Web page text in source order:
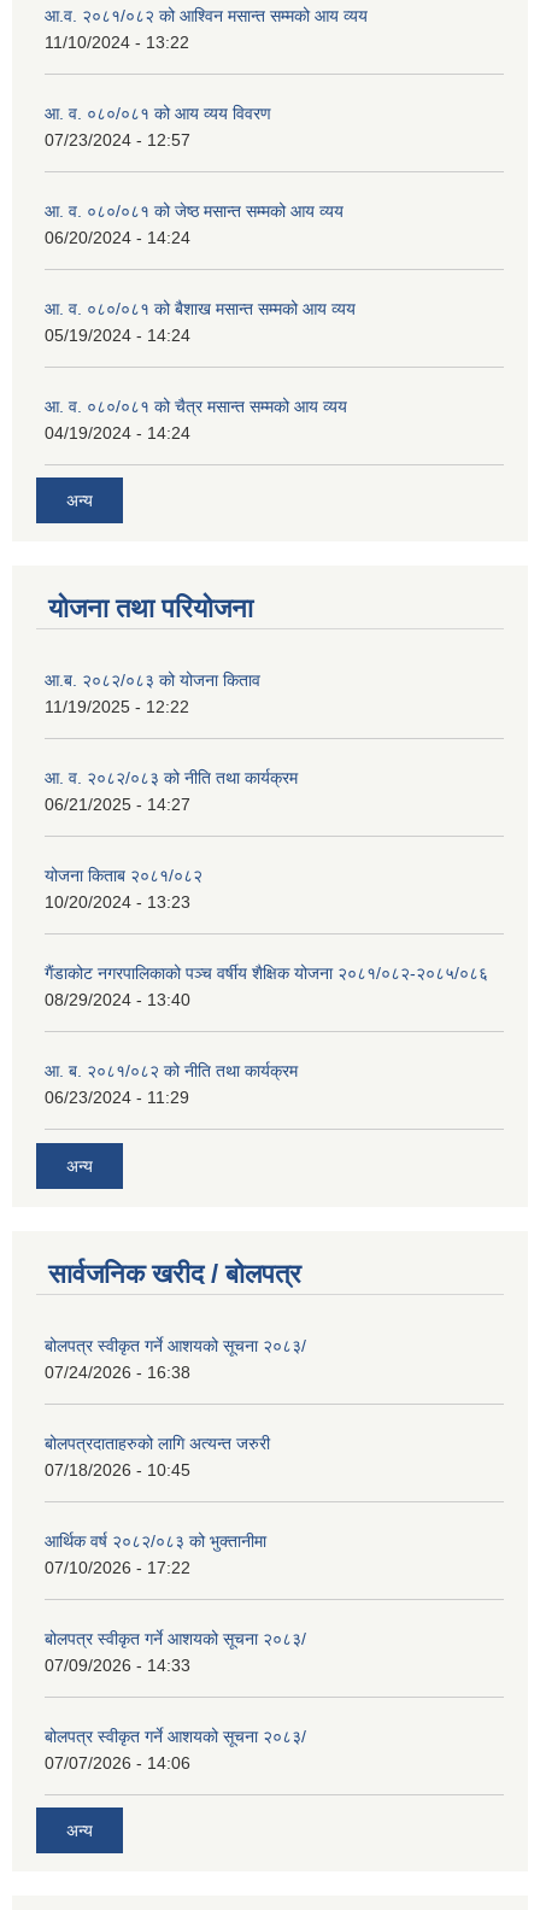
आ.व. २०८१/०८२ को आश्विन मसान्त सम्मको आय व्यय
11/10/2024 - 13:22
आ. व. ०८०/०८१ को आय व्यय विवरण
07/23/2024 - 12:57
आ. व. ०८०/०८१ को जेष्ठ मसान्त सम्मको आय व्यय
06/20/2024 - 14:24
आ. व. ०८०/०८१ को बैशाख मसान्त सम्मको आय व्यय
05/19/2024 - 14:24
आ. व. ०८०/०८१ को चैत्र मसान्त सम्मको आय व्यय
04/19/2024 - 14:24
अन्य
योजना तथा परियोजना
आ.ब. २०८२/०८३ को योजना किताव
11/19/2025 - 12:22
आ. व. २०८२/०८३ को नीति तथा कार्यक्रम
06/21/2025 - 14:27
योजना किताब २०८१/०८२
10/20/2024 - 13:23
गैंडाकोट नगरपालिकाको पञ्च वर्षीय शैक्षिक योजना २०८१/०८२-२०८५/०८६
08/29/2024 - 13:40
आ. ब. २०८१/०८२ को नीति तथा कार्यक्रम
06/23/2024 - 11:29
अन्य
सार्वजनिक खरीद / बोलपत्र
बोलपत्र स्वीकृत गर्ने आशयको सूचना २०८३/
07/24/2026 - 16:38
बोलपत्रदाताहरुको लागि अत्यन्त जरुरी
07/18/2026 - 10:45
आर्थिक वर्ष २०८२/०८३ को भुक्तानीमा
07/10/2026 - 17:22
बोलपत्र स्वीकृत गर्ने आशयको सूचना २०८३/
07/09/2026 - 14:33
बोलपत्र स्वीकृत गर्ने आशयको सूचना २०८३/
07/07/2026 - 14:06
अन्य